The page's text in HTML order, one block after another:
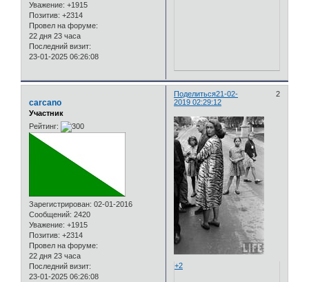
Уважение: +1915
Позитив: +2314
Провел на форуме:
22 дня 23 часа
Последний визит:
23-01-2025 06:26:08
Поделиться 2
21-02-
2019 02:29:12
carcano
Участник
Рейтинг:
Зарегистрирован: 02-01-2016
Сообщений: 2420
Уважение: +1915
Позитив: +2314
Провел на форуме:
22 дня 23 часа
Последний визит:
23-01-2025 06:26:08
+2